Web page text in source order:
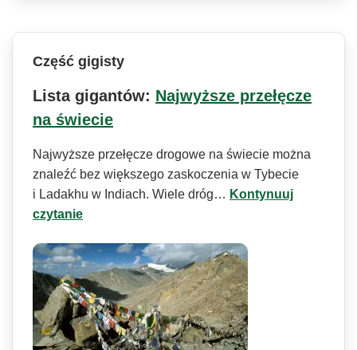
Część gigisty
Lista gigantów: Najwyższe przełęcze
na świecie
Najwyższe przełęcze drogowe na świecie można
znaleźć bez większego zaskoczenia w Tybecie
i Ladakhu w Indiach. Wiele dróg… Kontynuuj
czytanie